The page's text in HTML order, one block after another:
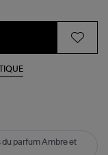
parfum Ambre et